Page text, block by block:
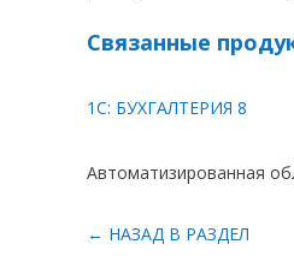
Связанные
1С: БУХГАЛТЕРИЯ 8
Автоматизированная
← НАЗАД В РАЗДЕЛ